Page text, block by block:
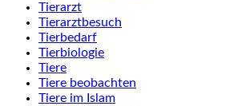
Tierarzt
Tierarztbesuch
Tierbedarf
Tierbiologie
Tiere
Tiere beobachten
Tiere im Islam